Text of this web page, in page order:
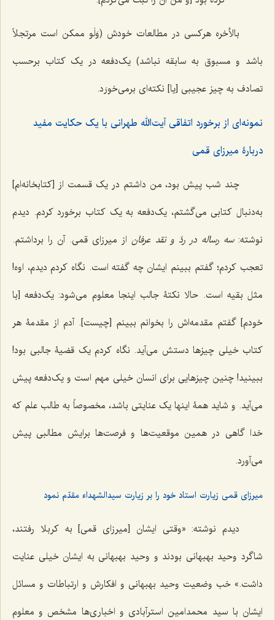
بالأخره هرکسی در مطالعات خودش (وَلَو ممکن است مرتجلاً
باشد و مسبوق به سابقه نباشد) یک‌دفعه در یک کتاب برحسب
تصادف به چیز عجیبی [یا] نکته‌ای برمی‌خورَد.
نمونه‌ای از برخورد اتفاقی آیت‌الله طهرانی با یک حکایت مفید
دربارۀ میرزای قمی
چند شب پیش بود، من داشتم در یک قسمت از [کتابخانه‌ام]
به‌دنبال کتابی می‌گشتم، یک‌دفعه به یک کتاب برخورد کردم. دیدم
نوشته:سه رساله در ردّ و نقد عرفاناز میرزای قمی. آن را برداشتم.
تعجب کردم؛ گفتم ببینم ایشان چه گفته است. نگاه کردم دیدم، اوه!
مثل بقیه است. حالا نکتۀ جالب اینجا معلوم می‌شود: یک‌دفعه [با
خودم] گفتم مقدمه‌اش را بخوانم ببینم [چیست]. آدم از مقدمۀ هر
کتاب خیلی چیزها دستش می‌آید. نگاه کردم یک قضیۀ جالبی بود!
ببینید! چنین چیز‌هایی برای انسان خیلی مهم است و یک‌دفعه پیش
می‌آید. و شاید همۀ اینها یک عنایتی باشد، مخصوصاً به طالب علم که
خدا گاهی در همین موقعیت‌ها و فرصت‌ها برایش مطالبی پیش
می‌آورد.
میرزای قمی زیارت استاد خود را بر زیارت سیدالشهداء مقدّم نمود
دیدم نوشته: «وقتی ایشان [میرزای قمی] به کربلا رفتند،
شاگرد وحید بهبهانی بودند و وحید بهبهانی به ایشان خیلی عنایت
داشت.» خب وضعیت وحید بهبهانی و افکارش و ارتباطات و مسائل
ایشان با سید محمدامین استرآبادی و اخباری‌ها مشخص و معلوم